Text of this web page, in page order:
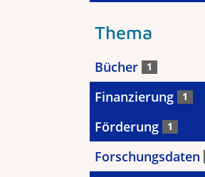
Thema
Bücher 1
Finanzierung 1
Förderung 1
Forschungsdaten